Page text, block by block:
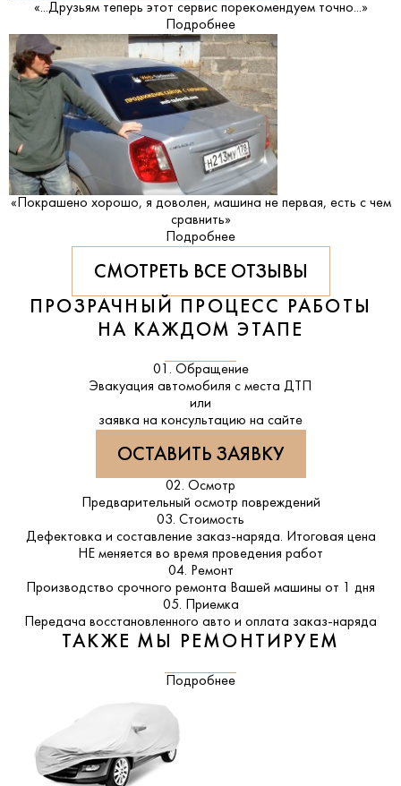
«...Друзьям теперь этот сервис порекомендуем точно...»
Подробнее
«Покрашено хорошо, я доволен, машина не первая, есть с чем
сравнить»
Подробнее
СМОТРЕТЬ ВСЕ ОТЗЫВЫ
ПРОЗРАЧНЫЙ ПРОЦЕСС РАБОТЫ
НА КАЖДОМ ЭТАПЕ
01. Обращение
Эвакуация автомобиля с места ДТП
или
заявка на консультацию на сайте
ОСТАВИТЬ ЗАЯВКУ
02. Осмотр
Предварительный осмотр повреждений
03. Стоимость
Дефектовка и составление заказ-наряда. Итоговая цена
НЕ меняется во время проведения работ
04. Ремонт
Производство срочного ремонта Вашей машины от 1 дня
05. Приемка
Передача восстановленного авто и оплата заказ-наряда
ТАКЖЕ МЫ РЕМОНТИРУЕМ
Подробнее